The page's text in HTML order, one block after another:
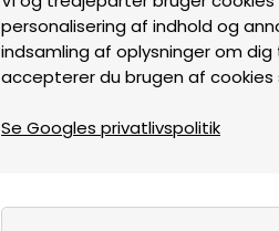
personalisering af indhold og
indsamling af oplysninger om
accepterer du brugen af cookies
Se Googles privatlivspolitik